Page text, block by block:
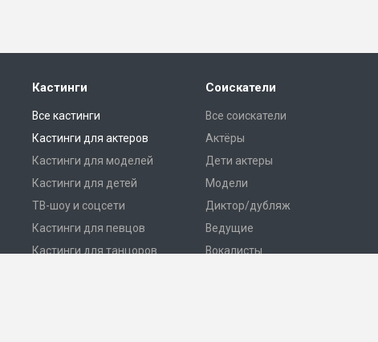
Кастинги
Все кастинги
Кастинги для актеров
Кастинги для моделей
Кастинги для детей
ТВ-шоу и соцсети
Кастинги для певцов
Кастинги для танцоров
Соискатели
Все соискатели
Актёры
Дети актеры
Модели
Диктор/дубляж
Ведущие
Вокалисты